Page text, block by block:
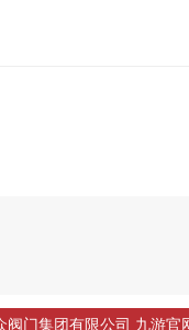
众阀门集团有限公司 九